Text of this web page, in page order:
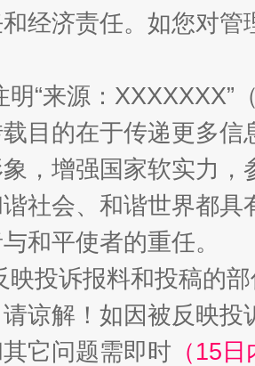
经济责任。如您对
明“来源：
目的在于传递更多
，增强国家软实力
社会、和谐世界都
和平使者的重任。
映投诉报料和投稿的
谅解！如因被反映
它问题需即时 （15